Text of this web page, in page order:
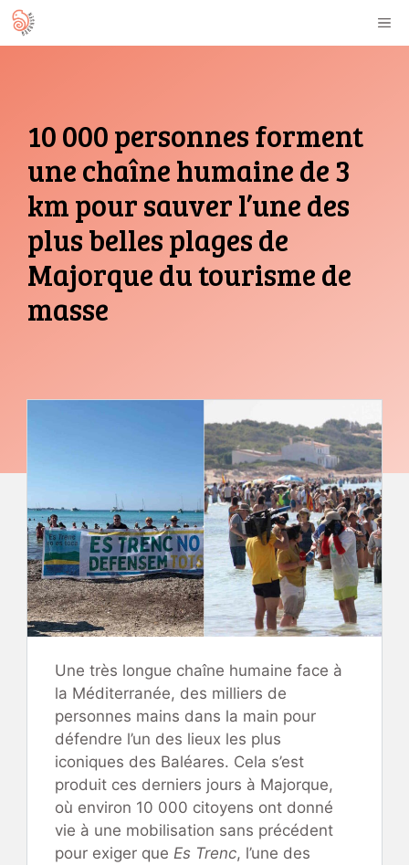
Aller
au
10 000 personnes forment
une chaîne humaine de 3
km pour sauver l’une des
plus belles plages de
Majorque du tourisme de
masse
Une très longue chaîne humaine face à
la Méditerranée, des milliers de
personnes mains dans la main pour
défendre l’un des lieux les plus
iconiques des Baléares. Cela s’est
produit ces derniers jours à Majorque,
où environ 10 000 citoyens ont donné
vie à une mobilisation sans précédent
pour exiger que Es Trenc, l’une des